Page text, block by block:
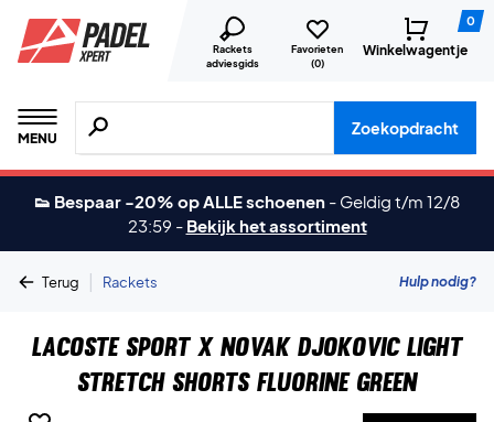
Rackets
adviesgids
Favorieten
(0)
0
Winkelwagentje
MENU
Zoeken naar producten, merken etc.
Zoekopdracht
👟 Bespaar -20% op ALLE schoenen - Geldig t/m 12/8
23:59 - Bekijk het assortiment
Terug | Rackets Hulp nodig?
Lacoste Sport x Novak Djokovic Light
Stretch Shorts Fluorine Green